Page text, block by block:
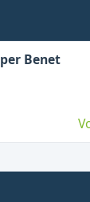
Benet,